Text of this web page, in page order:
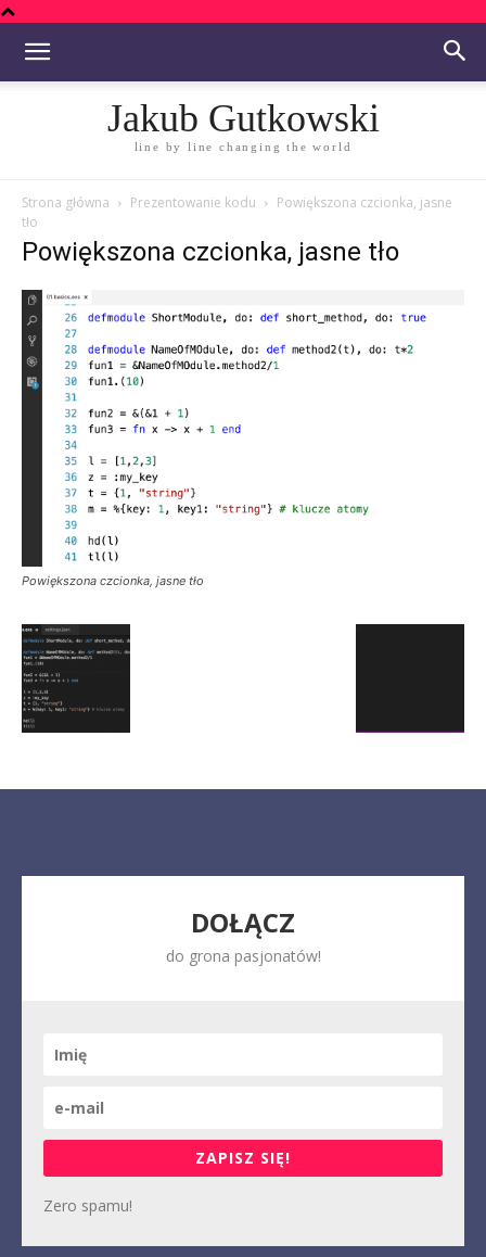
Jakub Gutkowski
line by line changing the world
Strona główna Prezentowanie kodu
Powiększona czcionka, jasne
tło
Powiększona czcionka, jasne tło
Powiększona czcionka, jasne tło
DOŁĄCZ
do grona pasjonatów!
ZAPISZ SIĘ!
Zero spamu!